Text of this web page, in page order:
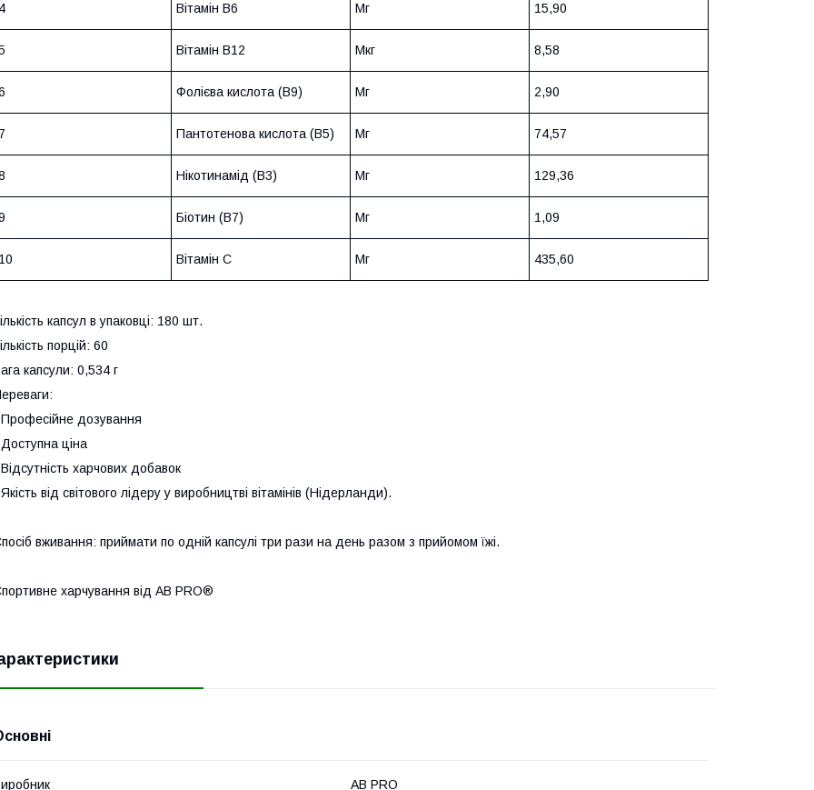
4 Вітамін В6 Мг 15,90
Вітамін В12 Мкг 8,58
Фолієва кислота (В9) Мг 2,90
7 Пантотенова кислота (В5) Мг 74,57
Нікотинамід (В3) Мг 129,36
Біотин (В7) Мг 1,09
10 Вітамін С Мг 435,60
капсул в упаковці: 180 шт.
порцій: 60
капсули: 0,534 г
дозування
ціна
харчових добавок
від світового лідеру у виробництві вітамінів (Нідерланди).
вживання: приймати по одній капсулі три рази на день разом з прийомом їжі.
харчування від AB PRO®
AB PRO